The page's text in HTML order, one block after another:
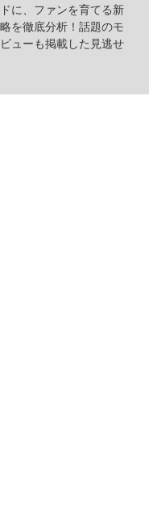
に、ファンを育てる新
を徹底分析！話題のモ
ューも掲載した見逃せ